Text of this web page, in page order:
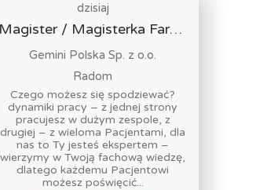
dzisiaj
Magister / Magisterka Farmacji
Gemini Polska Sp. z o.o.
Radom
Czego możesz się spodziewać?
dynamiki pracy – z jednej strony
pracujesz w dużym zespole, z
drugiej – z wieloma Pacjentami, dla
nas to Ty jesteś ekspertem –
wierzymy w Twoją fachową wiedzę,
dlatego każdemu Pacjentowi
możesz poświęcić...